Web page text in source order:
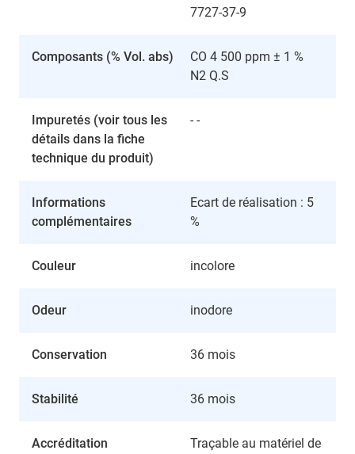
7727-37-9
Composants (% Vol. abs)
CO 4 500 ppm ± 1 %
N2 Q.S
Impuretés (voir tous les
détails dans la fiche
technique du produit)
- -
Informations
complémentaires
Ecart de réalisation : 5
%
Couleur incolore
Odeur inodore
Conservation 36 mois
Stabilité 36 mois
Accréditation
Traçable au matériel de